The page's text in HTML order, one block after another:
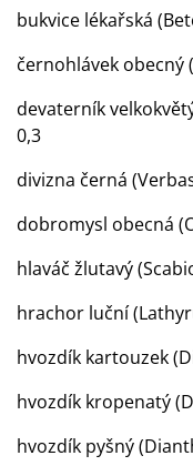
bukvice lékařská
černohlávek obecný
devaterník
0,3
divizna černá
dobromysl obecná
hlaváč žlutavý
hrachor luční
hvozdík kartouzek
hvozdík kropenatý
hvozdík pyšný